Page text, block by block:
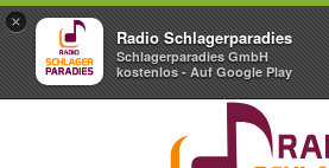
×
Radio Schlagerparadies
Schlagerparadies GmbH
kostenlos - Auf Google Play